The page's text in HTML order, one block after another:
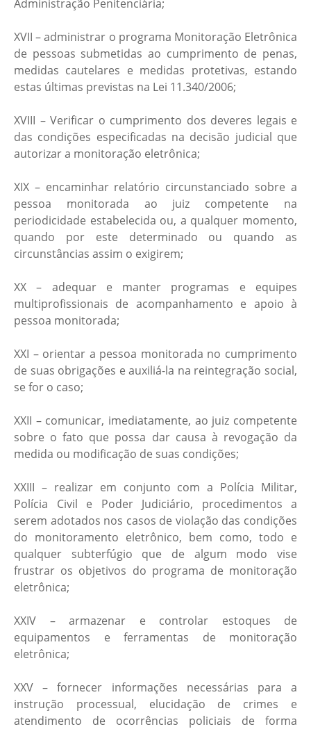
Administração Penitenciária;
XVII – administrar o programa Monitoração Eletrônica
de pessoas submetidas ao cumprimento de penas,
medidas cautelares e medidas protetivas, estando
estas últimas previstas na Lei 11.340/2006;
XVIII – Verificar o cumprimento dos deveres legais e
das condições especificadas na decisão judicial que
autorizar a monitoração eletrônica;
XIX – encaminhar relatório circunstanciado sobre a
pessoa monitorada ao juiz competente na
periodicidade estabelecida ou, a qualquer momento,
quando por este determinado ou quando as
circunstâncias assim o exigirem;
XX – adequar e manter programas e equipes
multiprofissionais de acompanhamento e apoio à
pessoa monitorada;
XXI – orientar a pessoa monitorada no cumprimento
de suas obrigações e auxiliá-la na reintegração social,
se for o caso;
XXII – comunicar, imediatamente, ao juiz competente
sobre o fato que possa dar causa à revogação da
medida ou modificação de suas condições;
XXIII – realizar em conjunto com a Polícia Militar,
Polícia Civil e Poder Judiciário, procedimentos a
serem adotados nos casos de violação das condições
do monitoramento eletrônico, bem como, todo e
qualquer subterfúgio que de algum modo vise
frustrar os objetivos do programa de monitoração
eletrônica;
XXIV – armazenar e controlar estoques de
equipamentos e ferramentas de monitoração
eletrônica;
XXV – fornecer informações necessárias para a
instrução processual, elucidação de crimes e
atendimento de ocorrências policiais de forma